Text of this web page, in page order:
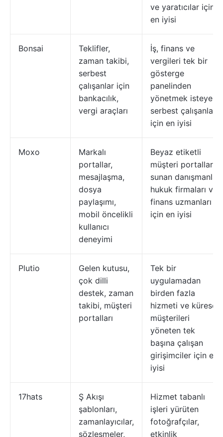
ve yaratıcılar için
en iyisi
Bonsai
Teklifler,
zaman takibi,
serbest
çalışanlar için
bankacılık,
vergi araçları
İş, finans ve
vergileri tek bir
gösterge
panelinden
yönetmek isteyen
serbest çalışanlar
için en iyisi
Moxo
Markalı
portallar,
mesajlaşma,
dosya
paylaşımı,
mobil öncelikli
kullanıcı
deneyimi
Beyaz etiketli
müşteri portalları
sunan danışmanlar,
hukuk firmaları ve
finans uzmanları
için en iyisi
Plutio
Gelen kutusu,
çok dilli
destek, zaman
takibi, müşteri
portalları
Tek bir
uygulamadan
birden fazla
hizmeti ve küresel
müşterileri
yöneten tek
başına çalışan
girişimciler için en
iyisi
17hats
Ş Akışı
şablonları,
zamanlayıcılar,
sözleşmeler,
Hizmet tabanlı
işleri yürüten
fotoğrafçılar,
etkinlik